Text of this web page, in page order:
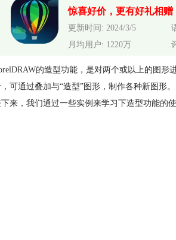
惊喜好价，更有好礼相赠
更新时间: 2024/3/5
月均用户: 1220万
的造型功能，是对两个或以上的图形
可通过叠加与“造型”图形，制作各种新图形。
来，我们通过一些实例来学习下造型功能的使